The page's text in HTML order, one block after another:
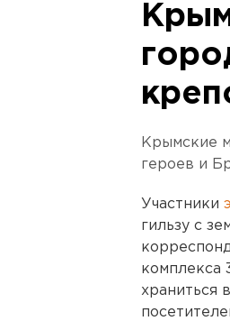
Крымские
героев и
Участники
гильзу с
комплекса
храниться